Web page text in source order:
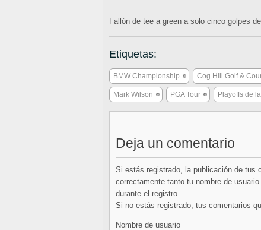
Fallón de tee a green a solo cinco golpes
Etiquetas:
BMW Championship Cog Hill Golf &
Mark Wilson PGA Tour Playoffs de
Deja un comentario
Si estás registrado, la publicación de tus
correctamente tanto tu nombre de
durante el registro.
Si no estás registrado, tus comentarios
Nombre de usuario